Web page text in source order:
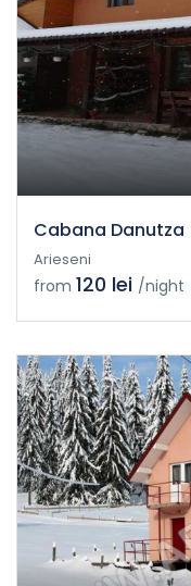
Cabana Danutza
Arieseni
from 120 lei /night